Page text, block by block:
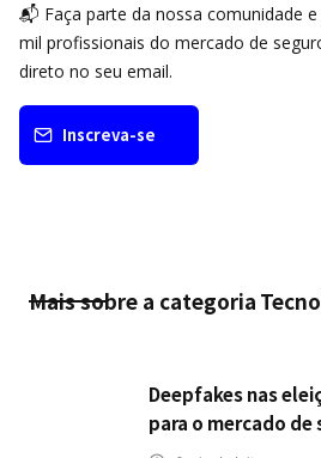
📬 Faça parte da nossa comunidade
mil profissionais do mercado de
direto no seu email.
Inscreva-se
Mais sobre a categoria
Deepfakes nas
para o mercado
desafios da